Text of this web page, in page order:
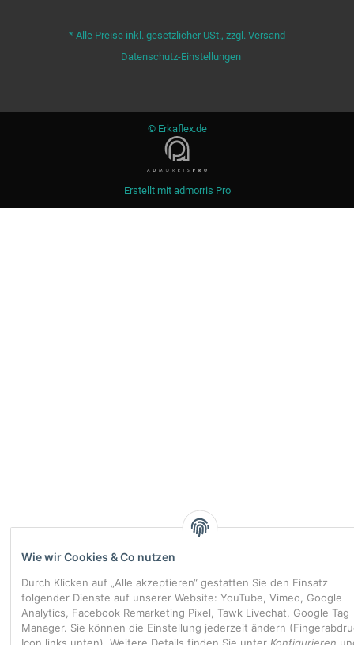
* Alle Preise inkl. gesetzlicher USt., zzgl. Versand
Datenschutz-Einstellungen
© Erkaflex.de
Erstellt mit admorris Pro
Wie wir Cookies & Co nutzen
Durch Klicken auf „Alle akzeptieren“ gestatten Sie den Einsatz
folgender Dienste auf unserer Website: YouTube, Vimeo, Google
Analytics, Facebook Remarketing Pixel, Tawk Livechat, Google Tag
Manager. Sie können die Einstellung jederzeit ändern
Icon links unten). Weitere Details finden Sie unter Konfigurieren